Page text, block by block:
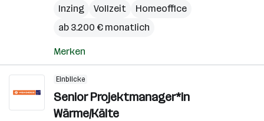
Inzing
Vollzeit
Homeoffice
ab 3.200 € monatlich
Merken
Einblicke
Senior Projektmanager*in
Wärme/Kälte